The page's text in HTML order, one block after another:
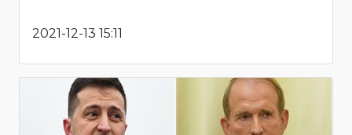
2021-12-13 15:11